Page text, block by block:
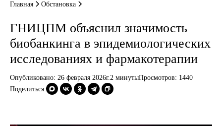
Главная Обстановка
ГНИЦПМ объяснил значимость
биобанкинга в эпидемиологических
исследованиях и фармакотерапии
Опубликовано: 26 февраля 2026г.2 минутыПросмотров: 1440
Поделиться: